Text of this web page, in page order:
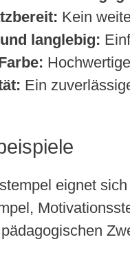
Kein
langlebig:
Ein
eignet